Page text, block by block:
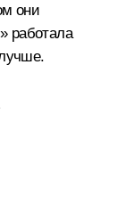
они
работала